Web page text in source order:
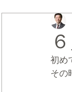
リブランディン
CRMブランデ
初め
その